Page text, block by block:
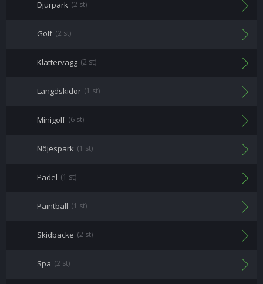
Djurpark (2 st)
Golf (2 st)
Klättervägg (2 st)
Längdskidor (1 st)
Minigolf (6 st)
Nöjespark (1 st)
Padel (1 st)
Paintball (1 st)
Skidbacke (2 st)
Spa (2 st)